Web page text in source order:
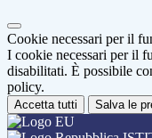
Cookie necessari per il
I cookie necessari per il
disabilitati. È possibile
policy.
Accetta tutti Salva le